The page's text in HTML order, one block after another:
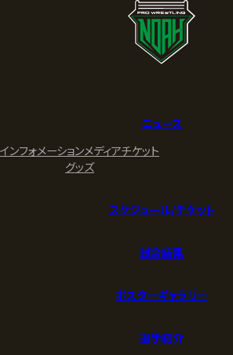
ニュース
インフォメーションメディアチケット
グッズ
スケジュール/チケット
試合結果
ポスターギャラリー
選手紹介